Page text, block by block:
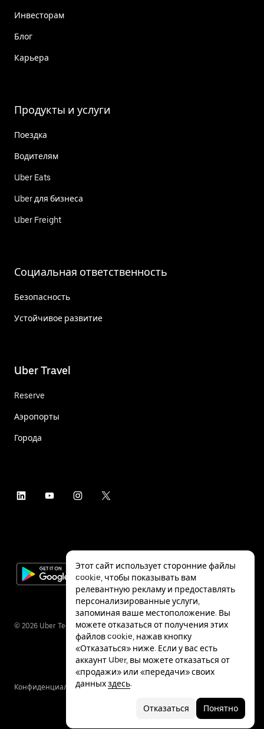
Инвесторам
Блог
Карьера
Продукты и услуги
Поездка
Водителям
Uber Eats
Uber для бизнеса
Uber Freight
Социальная ответственность
Безопасность
Устойчивое развитие
Uber Travel
Reserve
Аэропорты
Города
© 2026 Uber Technologies Inc.
КонфиденциальностьСпециальные
Этот сайт использует сторонние файлы
cookie, чтобы показывать вам
релевантную рекламу и предоставлять
персонализированные услуги,
запоминая ваше местоположение. Вы
можете отказаться от получения этих
файлов cookie, нажав кнопку
«Отказаться» ниже. Если у вас есть
аккаунт Uber, вы можете отказаться от
«продажи» или «передачи» своих
данныхздесь.
Отказаться Понятно